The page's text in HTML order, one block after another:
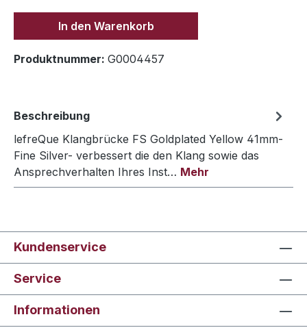
In den Warenkorb
Produktnummer: G0004457
Beschreibung
lefreQue Klangbrücke FS Goldplated Yellow 41mm-
Fine Silver- verbessert die den Klang sowie das
Ansprechverhalten Ihres Inst… Mehr
Kundenservice
Service
Informationen